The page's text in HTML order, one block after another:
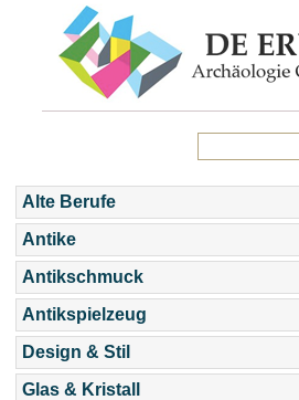
Alte Berufe
Antike
Antikschmuck
Antikspielzeug
Design & Stil
Glas & Kristall